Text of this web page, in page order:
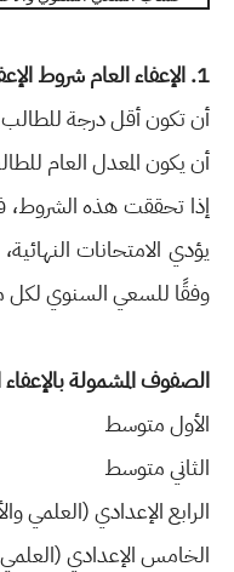
1. الإعفاء العام شروط الإعفاء العام:
أن تكون أقل درجة للطالب
أن يكون المعدل العام
إذا تحققت هذه الشروط،
يؤدي الامتحانات
وفقًا للسعي السنوي لكل
الصفوف المشمولة بالإعفاء
الأول متوسط
الثاني متوسط
الرابع الإعدادي (العلمي
الخامس الإعدادي (العلمي